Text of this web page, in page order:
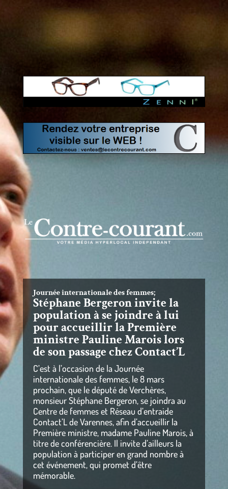
Journée internationale des femmes;
Stéphane Bergeron invite la
population à se joindre à lui
pour accueillir la Première
ministre Pauline Marois lors
de son passage chez Contact’L
C’est à l’occasion de la Journée
internationale des femmes, le 8 mars
prochain, que le député de Verchères,
monsieur Stéphane Bergeron, se joindra au
Centre de femmes et Réseau d’entraide
Contact’L de Varennes, afin d’accueillir la
Première ministre, madame Pauline Marois, à
titre de conférencière. Il invite d’ailleurs la
population à participer en grand nombre à
cet événement, qui promet d’être
mémorable.